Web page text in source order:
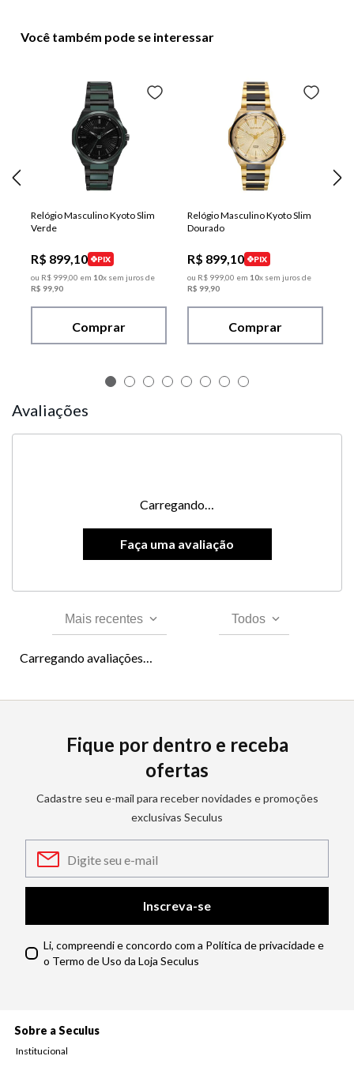
Você também pode se interessar
Relógio Masculino Kyoto Slim
Verde
R$ 899,10
PIX
ou R$ 99900 em 10x sem juros de
R$ 99 90
Comprar
Relógio Masculino Kyoto Slim
Dourado
R$ 899,10
PIX
ou R$ 99900 em 10x sem juros de
R$ 99 90
Comprar
Avaliações
Carregando…
Mais recentes Todos
Carregando avaliações…
Fique por dentro e receba
ofertas
Cadastre seu e-mail para receber novidades e promoções
exclusivas Seculus
Inscreva-se
Li, compreendi e concordo com a Política de privacidade e
o Termo de Uso da Loja Seculus
Sobre a Seculus
Institucional